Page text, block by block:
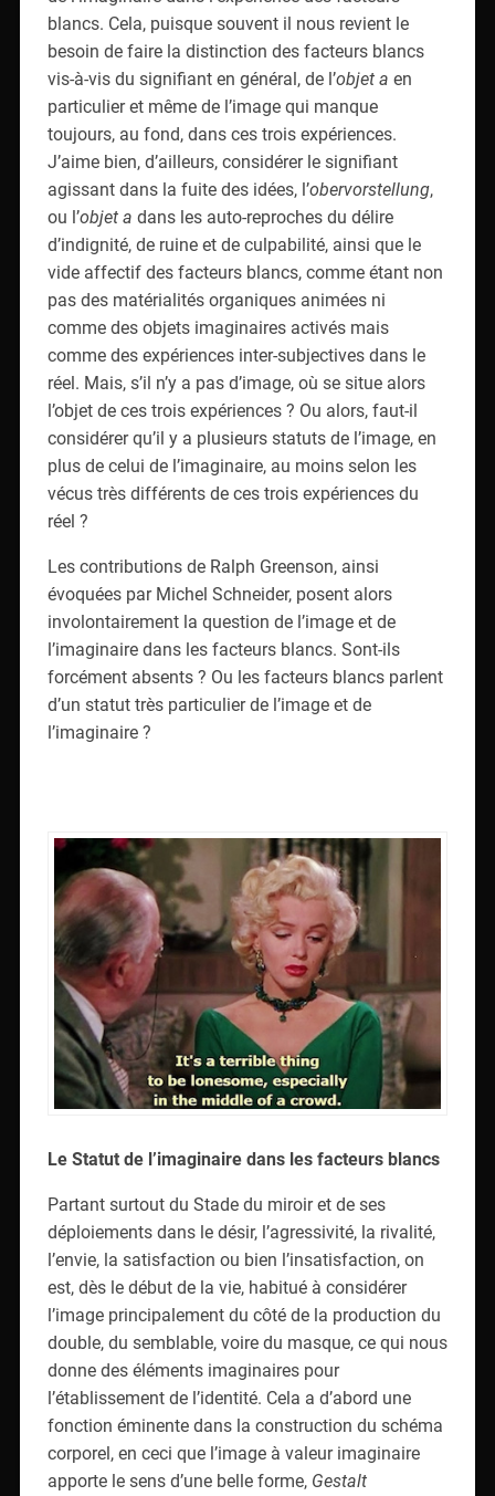
blancs. Cela, puisque souvent il nous revient le
besoin de faire la distinction des facteurs blancs
vis-à-vis du signifiant en général, de l’objet a en
particulier et même de l’image qui manque
toujours, au fond, dans ces trois expériences.
J’aime bien, d’ailleurs, considérer le signifiant
agissant dans la fuite des idées, l’obervorstellung,
ou l’objet a dans les auto-reproches du délire
d’indignité, de ruine et de culpabilité, ainsi que le
vide affectif des facteurs blancs, comme étant non
pas des matérialités organiques animées ni
comme des objets imaginaires activés mais
comme des expériences inter-subjectives dans le
réel. Mais, s’il n’y a pas d’image, où se situe alors
l’objet de ces trois expériences ? Ou alors, faut-il
considérer qu’il y a plusieurs statuts de l’image, en
plus de celui de l’imaginaire, au moins selon les
vécus très différents de ces trois expériences du
réel ?
Les contributions de Ralph Greenson, ainsi
évoquées par Michel Schneider, posent alors
involontairement la question de l’image et de
l’imaginaire dans les facteurs blancs. Sont-ils
forcément absents ? Ou les facteurs blancs parlent
d’un statut très particulier de l’image et de
l’imaginaire ?
Le Statut de l’imaginaire dans les facteurs blancs
Partant surtout du Stade du miroir et de ses
déploiements dans le désir, l’agressivité, la rivalité,
l’envie, la satisfaction ou bien l’insatisfaction, on
est, dès le début de la vie, habitué à considérer
l’image principalement du côté de la production du
double, du semblable, voire du masque, ce qui nous
donne des éléments imaginaires pour
l’établissement de l’identité. Cela a d’abord une
fonction éminente dans la construction du schéma
corporel, en ceci que l’image à valeur imaginaire
apporte le sens d’une belle forme, Gestalt